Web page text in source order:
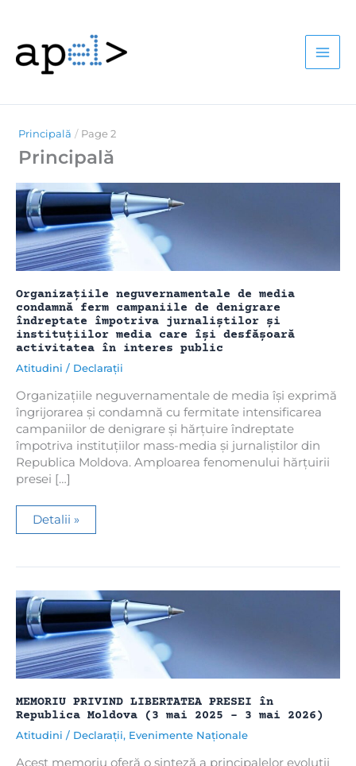
content
Principală Page 2
Principală
Organizațiile neguvernamentale de media
condamnă ferm campaniile de denigrare
îndreptate împotriva jurnaliștilor și
instituțiilor media care își desfășoară
activitatea în interes public
Atitudini / Declarații
Organizațiile neguvernamentale de media își exprimă
îngrijorarea și condamnă cu fermitate intensificarea
campaniilor de denigrare și hărțuire îndreptate
împotriva instituțiilor mass-media și jurnaliștilor din
Republica Moldova. Amploarea fenomenului hărțuirii
presei […]
Organizațiile
neguvernamentale
condamnă
de
denigrare
îndreptate
împotriva
jurnaliștilor
și
instituțiilor
media
își
desfășoară
activitatea
în
interes
Detalii »
MEMORIU PRIVIND LIBERTATEA PRESEI în
Republica Moldova (3 mai 2025 – 3 mai 2026)
Atitudini / Declarații, Evenimente Naționale
Acest memoriu oferă o sinteză a principalelor evoluții